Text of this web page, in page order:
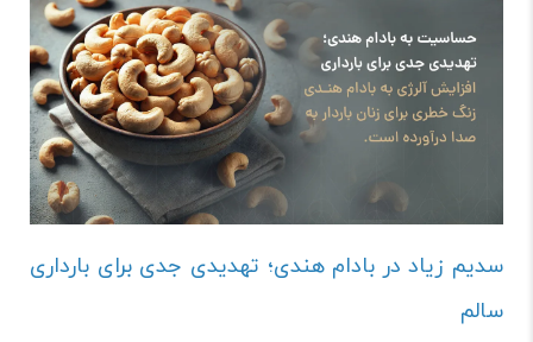
سدیم زیاد در بادام هندی؛ تهدیدی جدی برای بارداری
سالم